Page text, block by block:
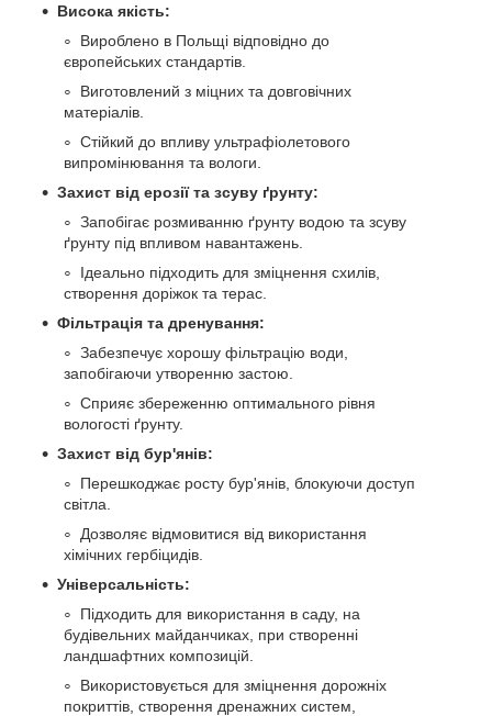
Висока якість:
Вироблено в Польщі відповідно до
європейських стандартів.
Виготовлений з міцних та довговічних
матеріалів.
Стійкий до впливу ультрафіолетового
випромінювання та вологи.
Захист від ерозії та зсуву ґрунту:
Запобігає розмиванню ґрунту водою та зсуву
ґрунту під впливом навантажень.
Ідеально підходить для зміцнення схилів,
створення доріжок та терас.
Фільтрація та дренування:
Забезпечує хорошу фільтрацію води,
запобігаючи утворенню застою.
Сприяє збереженню оптимального рівня
вологості ґрунту.
Захист від бур'янів:
Перешкоджає росту бур'янів, блокуючи доступ
світла.
Дозволяє відмовитися від використання
хімічних гербіцидів.
Універсальність:
Підходить для використання в саду, на
будівельних майданчиках, при створенні
ландшафтних композицій.
Використовується для зміцнення дорожніх
покриттів, створення дренажних систем,